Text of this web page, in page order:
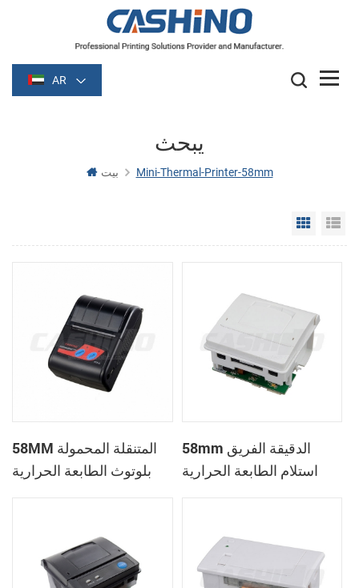
AR
يبحث
بيت Mini-Thermal-Printer-58mm
Grid
58MM المتنقلة المحمولة
بلوتوث الطابعة الحرارية
58mm الدقيقة الفريق
استلام الطابعة الحرارية